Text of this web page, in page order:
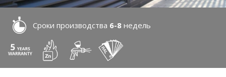
Сроки производства 6-8 недель